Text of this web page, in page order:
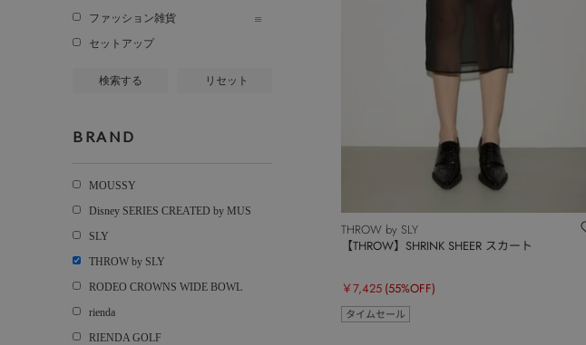
ファッション雑貨
セットアップ
検索する リセット
BRAND
MOUSSY
Disney SERIES CREATED by MUS
SLY
THROW by SLY
RODEO CROWNS WIDE BOWL
rienda
RIENDA GOLF
THROW by SLY
【THROW】SHRINK SHEER スカート
￥7,425 (55%OFF)
タイムセール